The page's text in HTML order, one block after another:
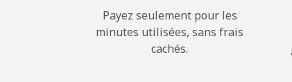
Payez seulement pour les
minutes utilisées, sans frais
cachés.